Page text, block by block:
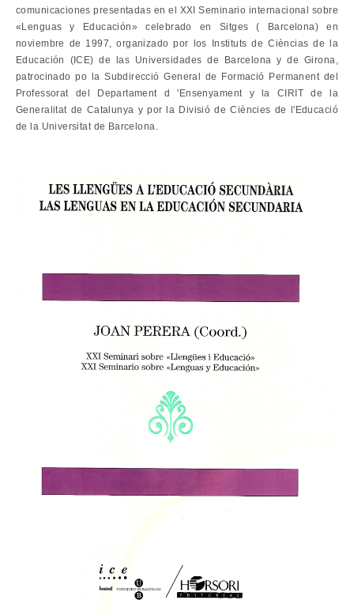
comunicaciones presentadas en el XXI Seminario internacional sobre
«Lenguas y Educación» celebrado en Sitges ( Barcelona) en
noviembre de 1997, organizado por los Instituts de Cièncias de la
Educación (ICE) de las Universidades de Barcelona y de Girona,
patrocinado po la Subdirecció General de Formació Permanent del
Professorat del Departament d 'Ensenyament y la CIRIT de la
Generalitat de Catalunya y por la Divisió de Ciències de l'Educació
de la Universitat de Barcelona.